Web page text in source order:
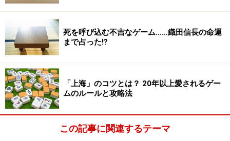
死を呼び込む不吉なゲーム……織田信長の命運
まで占った⁉︎
「上海」のコツとは？ 20年以上愛されるゲー
ムのルールと攻略法
この記事に関連するテーマ